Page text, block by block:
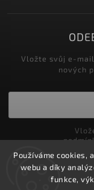
Používáme cookies,
webu a díky
funkce,
Vložte svůj e-
nových